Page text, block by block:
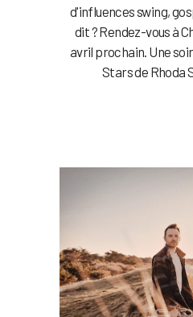
d'influences swing,
dit ? Rendez-vous à
avril prochain. Une
Stars de Rhoda